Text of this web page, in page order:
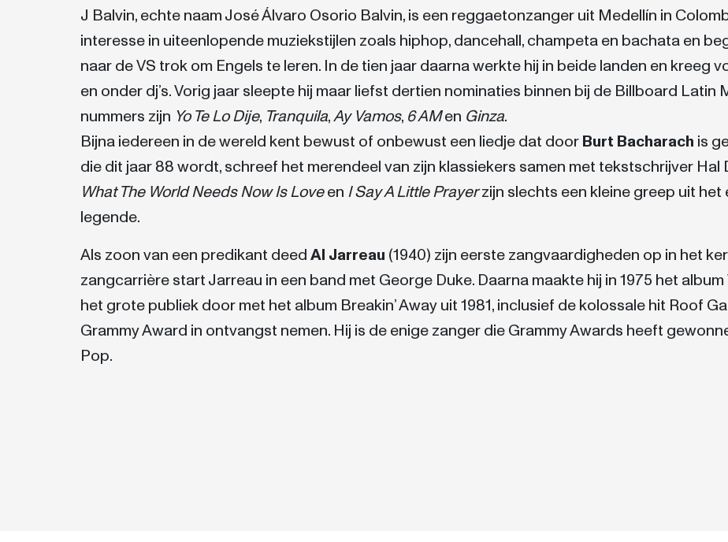
J Balvin, echte naam José Álvaro Osorio Balvin, is een reggaetonzanger uit Medellín in
interesse in uiteenlopende muziekstijlen zoals hiphop, dancehall, champeta en bachata en
naar de VS trok om Engels te leren. In de tien jaar daarna werkte hij in beide landen en kreeg
en onder dj’s. Vorig jaar sleepte hij maar liefst dertien nominaties binnen bij de Billboard Latin
nummers zijn Yo Te Lo Dije, Tranquila,Ay Vamos, 6 AMen Ginza.
Bijna iedereen in de wereld kent bewust of onbewust een liedje dat doorBurt Bacharach is
die dit jaar 88 wordt, schreef het merendeel van zijn klassiekers samen met tekstschrijver Hal
What The World Needs Now Is Loveen I Say A Little Prayerzijn slechts een kleine greep uit
legende.
Als zoon van een predikant deedAl Jarreau (1940) zijn eerste zangvaardigheden op in het
zangcarrière start Jarreau in een band met George Duke. Daarna maakte hij in 1975 het album
het grote publiek door met het album Breakin’ Away uit 1981, inclusief de kolossale hit Roof
Grammy Award in ontvangst nemen. Hij is de enige zanger die Grammy Awards heeft
Pop.